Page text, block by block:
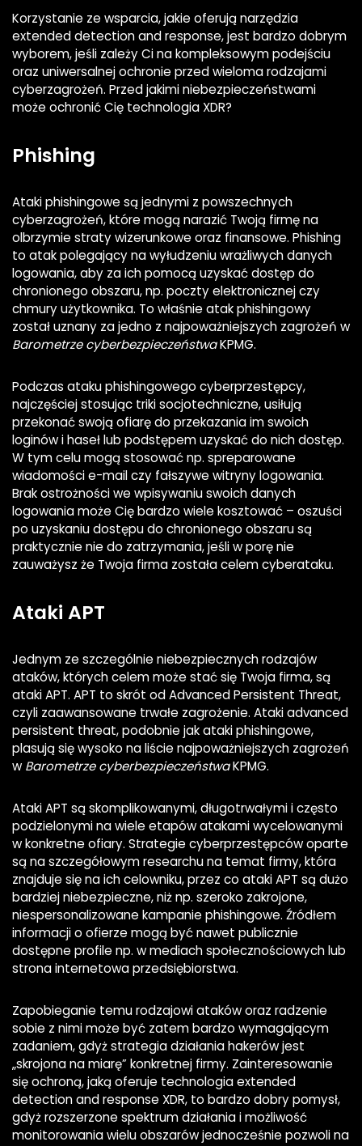
Korzystanie ze wsparcia, jakie oferują narzędzia
extended detection and response, jest bardzo dobrym
wyborem, jeśli zależy Ci na kompleksowym podejściu
oraz uniwersalnej ochronie przed wieloma rodzajami
cyberzagrożeń. Przed jakimi niebezpieczeństwami
może ochronić Cię technologia XDR?
Phishing
Ataki phishingowe są jednymi z powszechnych
cyberzagrożeń, które mogą narazić Twoją firmę na
olbrzymie straty wizerunkowe oraz finansowe. Phishing
to atak polegający na wyłudzeniu wrażliwych danych
logowania, aby za ich pomocą uzyskać dostęp do
chronionego obszaru, np. poczty elektronicznej czy
chmury użytkownika. To właśnie atak phishingowy
został uznany za jedno z najpoważniejszych zagrożeń w
Barometrze cyberbezpieczeństwaKPMG.
Podczas ataku phishingowego cyberprzestępcy,
najczęściej stosując triki socjotechniczne, usiłują
przekonać swoją ofiarę do przekazania im swoich
loginów i haseł lub podstępem uzyskać do nich dostęp.
W tym celu mogą stosować np. spreparowane
wiadomości e-mail czy fałszywe witryny logowania.
Brak ostrożności we wpisywaniu swoich danych
logowania może Cię bardzo wiele kosztować – oszuści
po uzyskaniu dostępu do chronionego obszaru są
praktycznie nie do zatrzymania, jeśli w porę nie
zauważysz że Twoja firma została celem cyberataku.
Ataki APT
Jednym ze szczególnie niebezpiecznych rodzajów
ataków, których celem może stać się Twoja firma, są
ataki APT. APT to skrót od Advanced Persistent Threat,
czyli zaawansowane trwałe zagrożenie. Ataki advanced
persistent threat, podobnie jak ataki phishingowe,
plasują się wysoko na liście najpoważniejszych zagrożeń
w Barometrze cyberbezpieczeństwaKPMG.
Ataki APT są skomplikowanymi, długotrwałymi i często
podzielonymi na wiele etapów atakami wycelowanymi
w konkretne ofiary. Strategie cyberprzestępców oparte
są na szczegółowym researchu na temat firmy, która
znajduje się na ich celowniku, przez co ataki APT są dużo
bardziej niebezpieczne, niż np. szeroko zakrojone,
niespersonalizowane kampanie phishingowe. Źródłem
informacji o ofierze mogą być nawet publicznie
dostępne profile np. w mediach społecznościowych lub
strona internetowa przedsiębiorstwa.
Zapobieganie temu rodzajowi ataków oraz radzenie
sobie z nimi może być zatem bardzo wymagającym
zadaniem, gdyż strategia działania hakerów jest
„skrojona na miarę” konkretnej firmy. Zainteresowanie
się ochroną, jaką oferuje technologia extended
detection and response XDR, to bardzo dobry pomysł,
gdyż rozszerzone spektrum działania i możliwość
monitorowania wielu obszarów jednocześnie pozwoli na